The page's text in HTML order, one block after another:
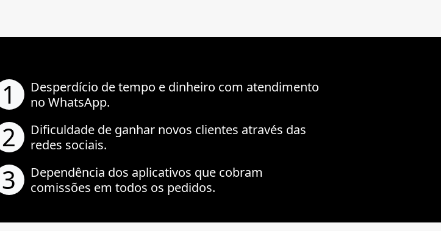
1
Desperdício de tempo e dinheiro com atendimento
no WhatsApp.
2
Dificuldade de ganhar novos clientes através das
redes sociais.
3
Dependência dos aplicativos que cobram
comissões em todos os pedidos.